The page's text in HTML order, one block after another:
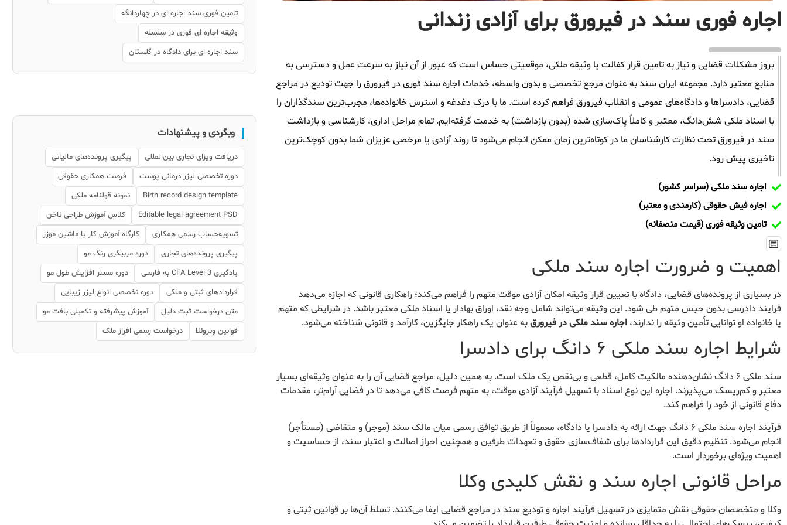
اجاره فوری سند در فیرورق برای آزادی زندانی
بروز مشکلات قضایی و نیاز به تامین قرار کفالت یا وثیقه ملکی، موقعیتی حساس است که عبور از آن نیاز به سرعت عمل و دسترسی به
منابع معتبر دارد. مجموعه ایران سند به عنوان مرجع تخصصی و بدون واسطه، خدمات اجاره سند فوری در فیرورق را جهت تودیع در مراجع
قضایی، دادسراها و دادگاه‌های عمومی و انقلاب فیرورق فراهم کرده است. ما با درک دغدغه و استرس خانواده‌ها، مجرب‌ترین سندگذاران را
با اسناد ملکی شش‌دانگ، معتبر و کاملاً پاک‌سازی شده (بدون بازداشت) به خدمت گرفته‌ایم. تمام مراحل اداری، کارشناسی و بازداشت
سند در فیرورق تحت نظارت کارشناسان ما در کوتاه‌ترین زمان ممکن انجام می‌شود تا روند آزادی یا مرخصی عزیزان شما بدون کوچک‌ترین
تاخیری پیش رود.
اجاره سند ملکی (سراسر کشور)
اجاره فیش حقوقی (کارمندی و معتبر)
تامین وثیقه فوری (قیمت منصفانه)
اهمیت و ضرورت اجاره سند ملکی
در بسیاری از پرونده‌های قضایی، دادگاه با تعیین قرار وثیقه امکان آزادی موقت متهم را فراهم می‌کند؛ راهکاری قانونی که اجازه می‌دهد
فرایند دادرسی بدون حبس متهم طی شود. این وثیقه می‌تواند شامل وجه نقد، اوراق بهادار یا اسناد ملکی معتبر باشد. در شرایطی که متهم
یا خانواده او توانایی تأمین وثیقه را ندارند، اجاره سند ملکی در فیرورقبه عنوان یک راهکار جایگزین، کارآمد و قانونی شناخته می‌شود.
شرایط اجاره سند ملکی ۶ دانگ برای دادسرا
سند ملکی ۶ دانگ نشان‌دهنده مالکیت کامل، قطعی و بی‌نقص یک ملک است. به همین دلیل، مراجع قضایی آن را به عنوان وثیقه‌ای بسیار
معتبر و کم‌ریسک می‌پذیرند. اجاره این نوع اسناد با تسهیل فرآیند آزادی موقت، به متهم فرصت کافی می‌دهد تا در فضایی آرام‌تر، مقدمات
دفاع قانونی از خود را فراهم کند.
فرآیند اجاره سند ملکی ۶ دانگ جهت ارائه به دادسرا یا دادگاه، معمولاً از طریق توافق رسمی میان مالک سند (موجر) و متقاضی (مستأجر)
انجام می‌شود. تنظیم دقیق این قراردادها برای شفاف‌سازی حقوق و تعهدات طرفین و همچنین احراز اصالت و اعتبار سند، از حساسیت و
اهمیت ویژه‌ای برخوردار است.
مراحل قانونی اجاره سند و نقش کلیدی وکلا
وکلا و متخصصان حقوقی نقش متمایزی در تسهیل فرآیند اجاره و تودیع سند در مراجع قضایی ایفا می‌کنند. تسلط آن‌ها بر قوانین ثبتی و
تامین فوری سند اجاره ای در چهاردانگه
وثیقه اجاره ای فوری در سلسله
سند اجاره ای برای دادگاه در گلستان
وبگردی و پیشنهادات
دریافت ویزای تجاری بین‌المللی
پیگیری پرونده‌های مالیاتی
دوره تخصصی لیزر درمانی پوست
فرصت همکاری حقوقی
Birth record design template
نمونه قولنامه ملکی
Editable legal agreement PSD
کلاس آموزش طراحی ناخن
تسویه‌حساب رسمی همکاری
کارگاه آموزش کار با ماشین موزر
پیگیری پرونده‌های تجاری
دوره مربیگری رنگ مو
یادگیری CFA Level 3 به فارسی
دوره مستر افزایش طول مو
قراردادهای ثبتی و ملکی
دوره تخصصی انواع لیزر زیبایی
متن درخواست ثبت دلیل
آموزش پیشرفته و تکمیلی بافت مو
قوانین ونزوئلا
درخواست رسمی افراز ملک